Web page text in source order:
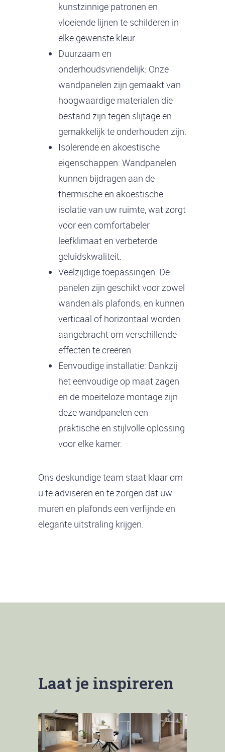
kunstzinnige patronen en
vloeiende lijnen te schilderen in
elke gewenste kleur.
Duurzaam en
onderhoudsvriendelijk: Onze
wandpanelen zijn gemaakt van
hoogwaardige materialen die
bestand zijn tegen slijtage en
gemakkelijk te onderhouden zijn.
Isolerende en akoestische
eigenschappen: Wandpanelen
kunnen bijdragen aan de
thermische en akoestische
isolatie van uw ruimte, wat zorgt
voor een comfortabeler
leefklimaat en verbeterde
geluidskwaliteit.
Veelzijdige toepassingen: De
panelen zijn geschikt voor zowel
wanden als plafonds, en kunnen
verticaal of horizontaal worden
aangebracht om verschillende
effecten te creëren.
Eenvoudige installatie: Dankzij
het eenvoudige op maat zagen
en de moeiteloze montage zijn
deze wandpanelen een
praktische en stijlvolle oplossing
voor elke kamer.
Ons deskundige team staat klaar om
u te adviseren en te zorgen dat uw
muren en plafonds een verfijnde en
elegante uitstraling krijgen.
Laat je inspireren